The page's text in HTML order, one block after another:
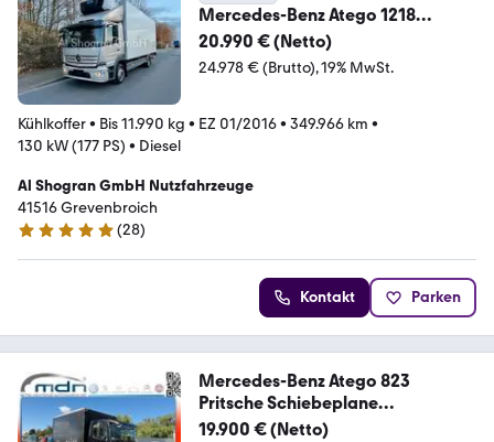
Mercedes-Benz Atego 1218
Carrier Supra
1250/Klima/Eu6/LBW
20.990 € (Netto)
24.978 € (Brutto) 19% MwSt.
Kühlkoffer• Bis 11.990 kg • EZ 01/2016• 349.966 km •
130 kW (177 PS) • Diesel
Al Shogran GmbH Nutzfahrzeuge
41516 Grevenbroich
5 Sterne
(28)
Kontakt Parken
Mercedes-Benz Atego 823
Pritsche Schiebeplane
+Edschaverdeck
19.900 € (Netto)